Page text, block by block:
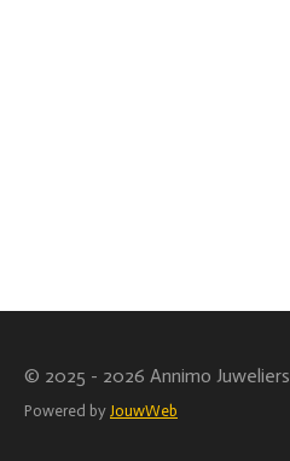
© 2025 - 2026 Annimo Juweliers
Powered by JouwWeb